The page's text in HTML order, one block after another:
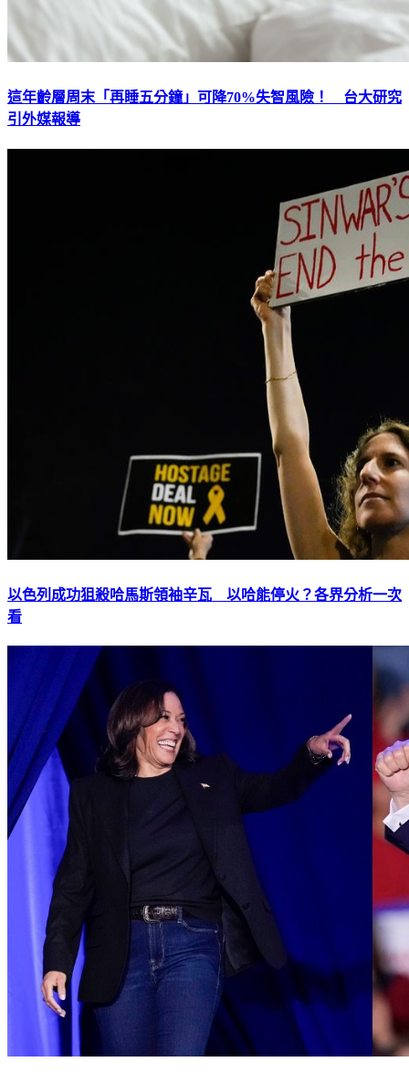
這年齡層周末「再睡五分鐘」可降70%失智風險！ 台大研究
引外媒報導
以色列成功狙殺哈馬斯領袖辛瓦 以哈能停火？各界分析一次
看